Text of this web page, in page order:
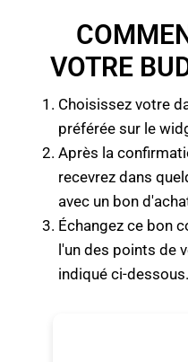
VOTRE
Choisissez votre
préférée sur le
Après la
recevrez dans
avec un bon
Échangez ce bon
l'un des points de
indiqué ci-dessous.